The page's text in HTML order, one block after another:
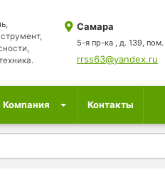
Самара
5-я пр-ка , д. 139, пом.
rrss63@yandex.ru
Компания Контакты